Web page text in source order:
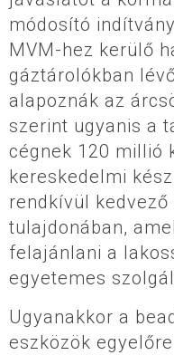
módosító
MVM-hez kerülő
gáztárolókban
alapoznák az
szerint ugyanis a
cégnek 120 millió
kereskedelmi
rendkívül
tulajdonában,
felajánlani a
egyetemes
Ugyanakkor a
eszközök